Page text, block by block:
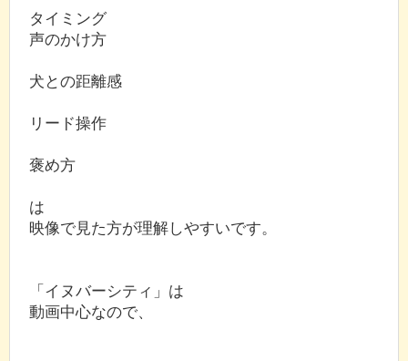
タイミング
声のかけ方
犬との距離感
リード操作
褒め方
は
映像で見た方が理解しやすいです。
「イヌバーシティ」は
動画中心なので、